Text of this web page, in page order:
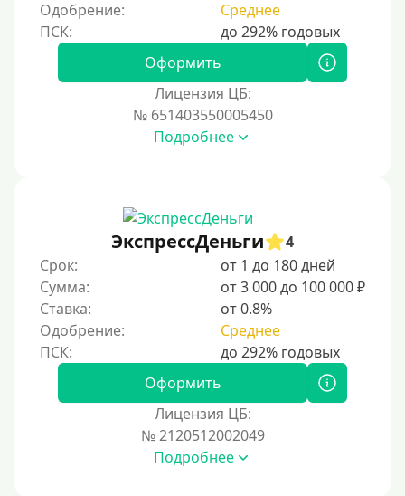
Без процентов на 30 дней
С возможностью частичного погашения
Надежные
Без обмана
Без предоплат
Без электронной почты
С автоматическим одобрением
Без номера телефона
Без платных услуг и подписок
Одобрение:
Среднее
Оформить
Лицензия ЦБ:
№ 651403550005450
Подробнее
ЭкспрессДеньги
4
Срок:
от 1 до 180 дней
Сумма:
от 3 000 до 100 000 ₽
Ставка:
от 0.8%
Одобрение:
Среднее
Оформить
Лицензия ЦБ:
№ 2120512002049
Подробнее